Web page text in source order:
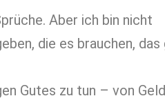
Aber ich bin nicht
die es brauchen, das
Gutes zu tun – von